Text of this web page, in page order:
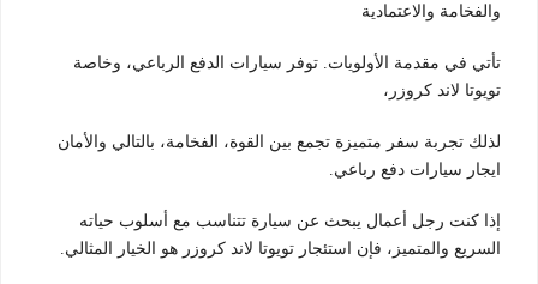
والفخامة والاعتمادية
تأتي في مقدمة الأولويات. توفر سيارات الدفع الرباعي، وخاصة
تويوتا لاند كروزر،
لذلك تجربة سفر متميزة تجمع بين القوة، الفخامة، بالتالي والأمان
ايجار سيارات دفع رباعي.
إذا كنت رجل أعمال يبحث عن سيارة تتناسب مع أسلوب حياته
السريع والمتميز، فإن استئجار تويوتا لاند كروزر هو الخيار المثالي.